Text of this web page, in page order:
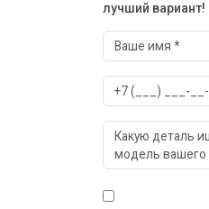
лучший вариант!